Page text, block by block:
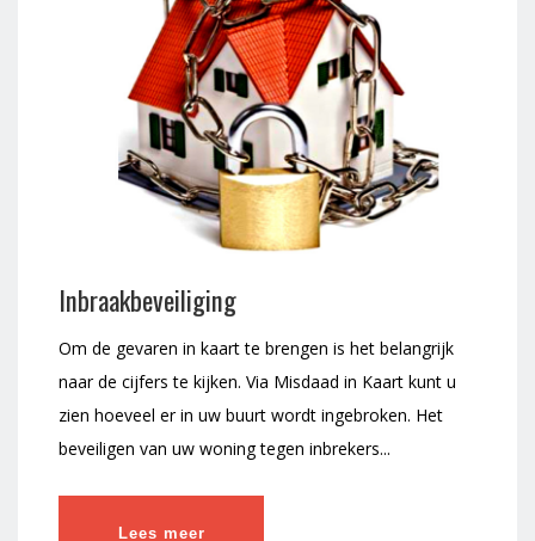
Inbraakbeveiliging
Om de gevaren in kaart te brengen is het belangrijk
naar de cijfers te kijken. Via Misdaad in Kaart kunt u
zien hoeveel er in uw buurt wordt ingebroken. Het
beveiligen van uw woning tegen inbrekers...
Lees meer